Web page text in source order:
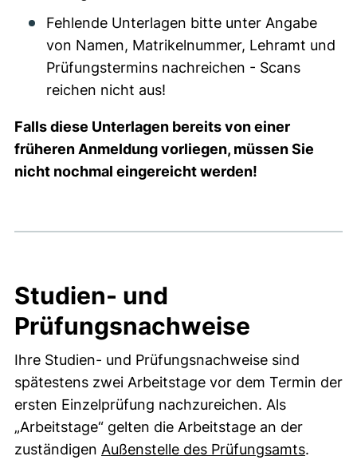
Fehlende Unterlagen bitte unter Angabe
von Namen, Matrikelnummer, Lehramt und
Prüfungstermins nachreichen - Scans
reichen nicht aus!
Falls diese Unterlagen bereits von einer
früheren Anmeldung vorliegen, müssen Sie
nicht nochmal eingereicht werden!
Studien- und
Prüfungsnachweise
Ihre Studien- und Prüfungsnachweise sind
spätestens zwei Arbeitstage vor dem Termin der
ersten Einzelprüfung nachzureichen. Als
„Arbeitstage“ gelten die Arbeitstage an der
zuständigen Außenstelle des Prüfungsamts.